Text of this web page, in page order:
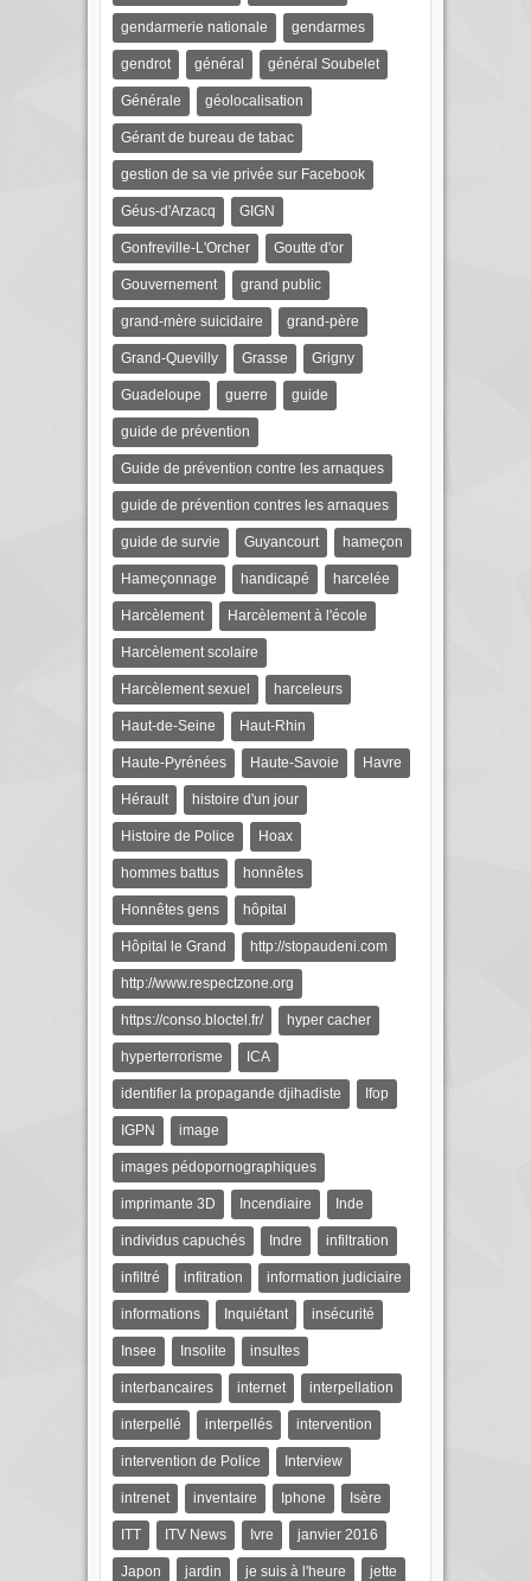
gendarmerie nationale gendarmes
gendrot général général Soubelet
Générale géolocalisation
Gérant de bureau de tabac
gestion de sa vie privée sur Facebook
Géus-d'Arzacq GIGN
Gonfreville-L'Orcher Goutte d'or
Gouvernement grand public
grand-mère suicidaire grand-père
Grand-Quevilly Grasse Grigny
Guadeloupe guerre guide
guide de prévention
Guide de prévention contre les arnaques
guide de prévention contres les arnaques
guide de survie Guyancourt hameçon
Hameçonnage handicapé harcelée
Harcèlement Harcèlement à l'école
Harcèlement scolaire
Harcèlement sexuel harceleurs
Haut-de-Seine Haut-Rhin
Haute-Pyrénées Haute-Savoie Havre
Hérault histoire d'un jour
Histoire de Police Hoax
hommes battus honnêtes
Honnêtes gens hôpital
Hôpital le Grand http://stopaudeni.com
http://www.respectzone.org
https://conso.bloctel.fr/ hyper cacher
hyperterrorisme ICA
identifier la propagande djihadiste Ifop
IGPN image
images pédopornographiques
imprimante 3D Incendiaire Inde
individus capuchés Indre infiltration
infiltré infitration information judiciaire
informations Inquiétant insécurité
Insee Insolite insultes
interbancaires internet interpellation
interpellé interpellés intervention
intervention de Police Interview
intrenet inventaire Iphone Isère
ITT ITV News Ivre janvier 2016
Japon jardin je suis à l'heure jette